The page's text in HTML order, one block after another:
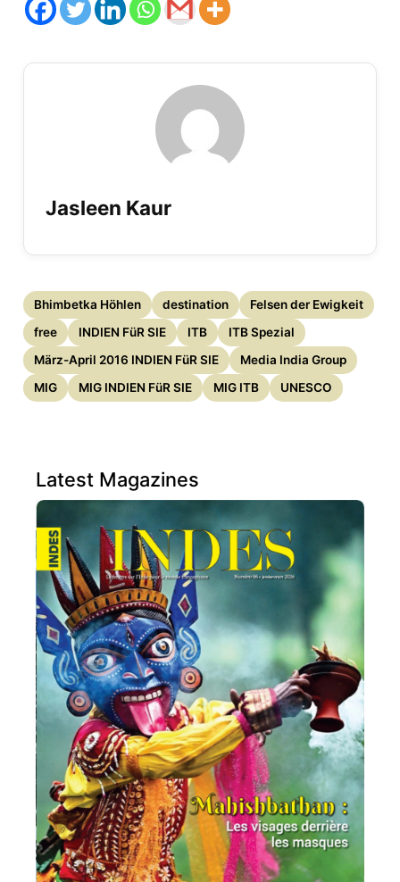
Jasleen Kaur
Bhimbetka Höhlen destination
Felsen der Ewigkeit
free
INDIEN FüR SIE ITB
ITB Spezial
März-April 2016 INDIEN FüR SIE
Media India Group
MIG
MIG INDIEN FüR SIE MIG ITB UNESCO
Latest Magazines